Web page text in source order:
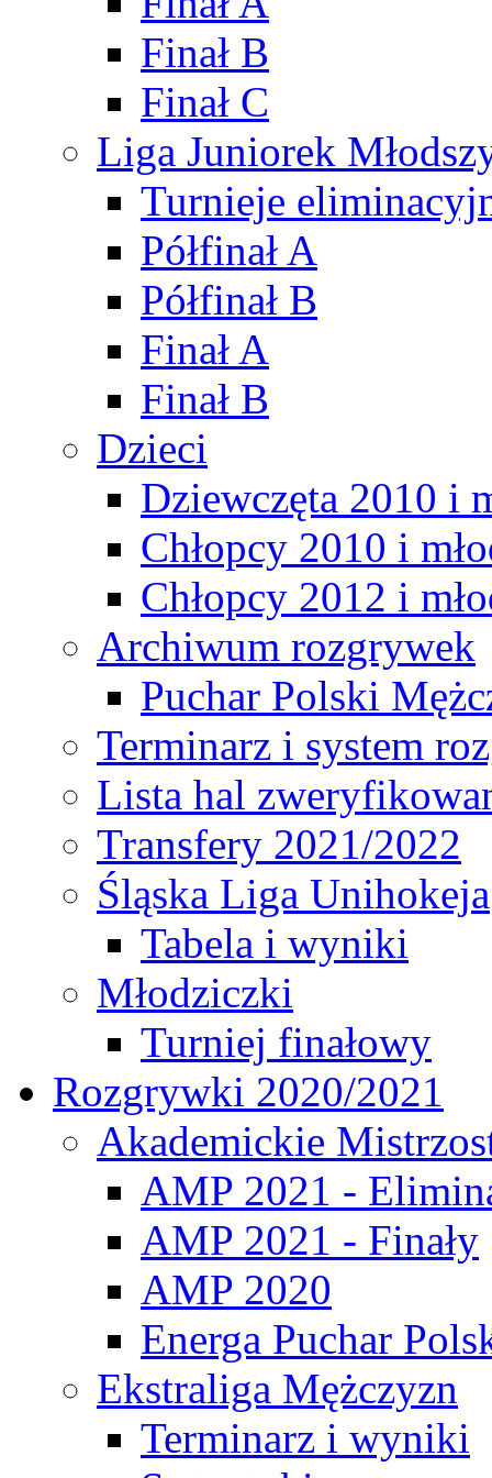
Finał B
Finał C
Liga Juniorek
Turnieje
Półfinał A
Półfinał B
Finał A
Finał B
Dzieci
Dziewczęta 2010 i
Chłopcy 2010 i
Chłopcy 2012 i
Archiwum rozgrywek
Puchar Polski
Terminarz i system
Lista hal
Transfery 2021/2022
Śląska Liga Unihokeja
Tabela i wyniki
Młodziczki
Turniej finałowy
Rozgrywki 2020/2021
Akademickie
AMP 2021 -
AMP 2021 - Finały
AMP 2020
Energa Puchar
Ekstraliga Mężczyzn
Terminarz i wyniki